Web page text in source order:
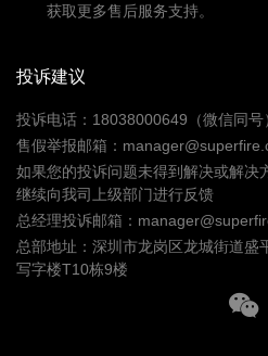
获取更多售后服务支持。
投诉建议
投诉电话：18038000649（微信同号
售假举报邮箱：
如果您的投诉问题未得到解决或解决
继续向我司上级部门进行反馈
总经理投诉邮箱：
总部地址：深圳市龙岗区龙城街道盛
写字楼T10栋9楼